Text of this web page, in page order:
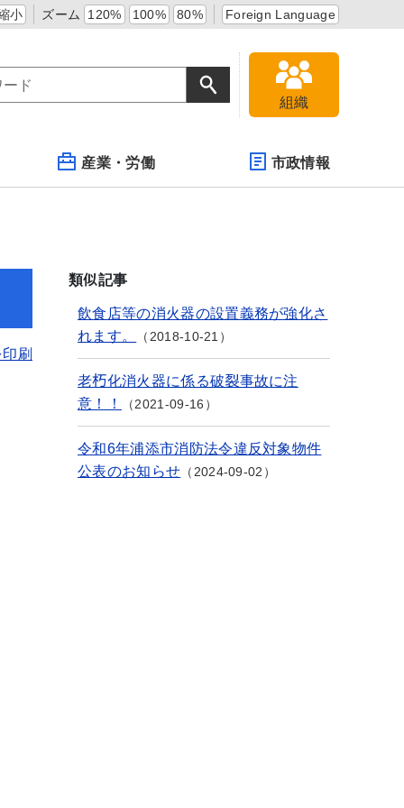
小 ズーム 120% 100% 80% Foreign Language
組織
産業・労働 市政情報
刷
類似記事
飲食店等の消火器の設置義務が強化さ
れます。
2018-10-21
老朽化消火器に係る破裂事故に注
意！！
2021-09-16
令和6年浦添市消防法令違反対象物件
公表のお知らせ
2024-09-02